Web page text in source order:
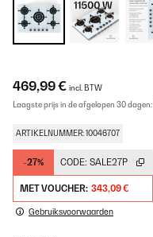
469,99 € incl. BTW
Laagste prijs in de afgelopen 30 dagen:
ARTIKELNUMMER: 10046707
-27% CODE: SALE27P
MET VOUCHER: 343,09 €
Gebruiksvoorwaarden